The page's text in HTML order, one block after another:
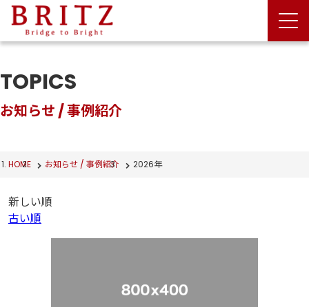
TOPICS
お知らせ / 事例紹介
HOME お知らせ / 事例紹介 2026年
新しい順
古い順